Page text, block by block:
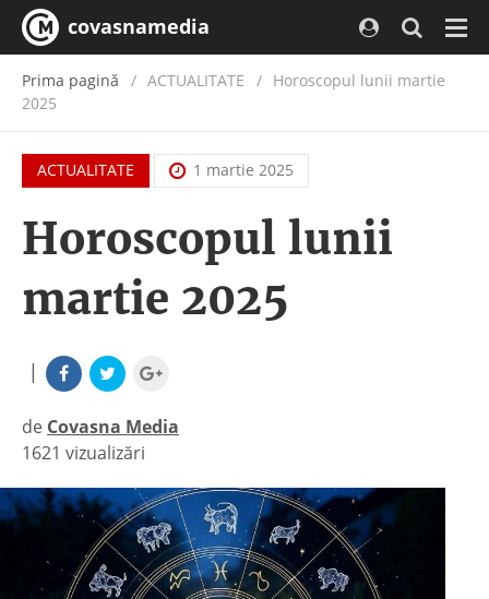
covasnamedia
Prima pagină ACTUALITATE / Horoscopul lunii martie
2025
ACTUALITATE 1 martie 2025
Horoscopul lunii
martie 2025
|
de Covasna Media
|
1621 vizualizări